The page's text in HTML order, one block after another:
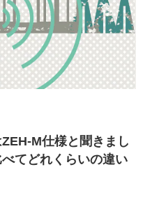
M仕様と聞きまし
てどれくらいの違い